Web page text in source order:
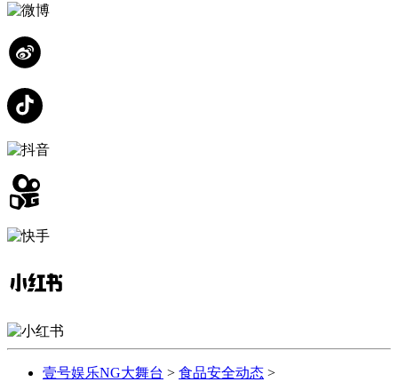
壹号娱乐NG大舞台 > 食品安全动态 >